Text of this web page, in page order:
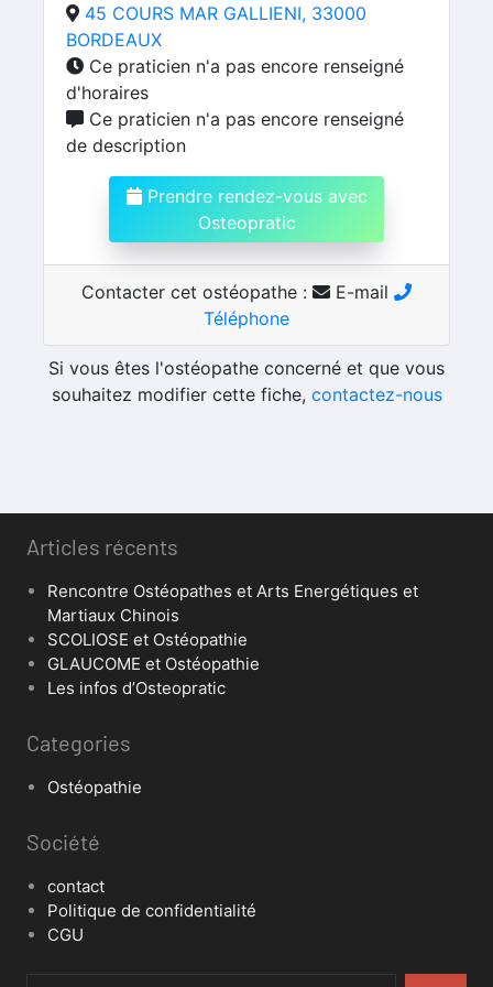
45 COURS MAR GALLIENI, 33000
BORDEAUX
Ce praticien n'a pas encore renseigné
d'horaires
Ce praticien n'a pas encore renseigné
de description
Prendre rendez-vous avec
Osteopratic
Contacter cet ostéopathe :
E-mail
Téléphone
Si vous êtes l'ostéopathe concerné et que vous
souhaitez modifier cette fiche, contactez-nous
Articles récents
Rencontre Ostéopathes et Arts Energétiques et
Martiaux Chinois
SCOLIOSE et Ostéopathie
GLAUCOME et Ostéopathie
Les infos d’Osteopratic
Categories
Ostéopathie
Société
contact
Politique de confidentialité
CGU